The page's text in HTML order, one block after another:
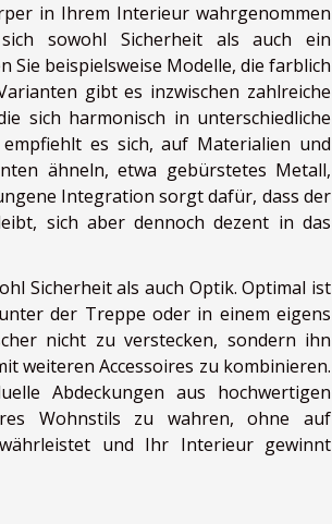
in Ihrem Interieur wahrgenommen
sowohl Sicherheit als auch ein
Sie beispielsweise Modelle, die farblich
gibt es inzwischen zahlreiche
sich harmonisch in unterschiedliche
es sich, auf Materialien und
ähneln, etwa gebürstetes Metall,
Integration sorgt dafür, dass der
sich aber dennoch dezent in das
Sicherheit als auch Optik. Optimal ist
der Treppe oder in einem eigens
nicht zu verstecken, sondern ihn
weiteren Accessoires zu kombinieren.
Abdeckungen aus hochwertigen
Wohnstils zu wahren, ohne auf
und Ihr Interieur gewinnt